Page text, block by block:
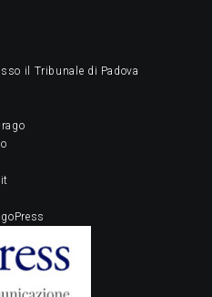
il Tribunale di Padova